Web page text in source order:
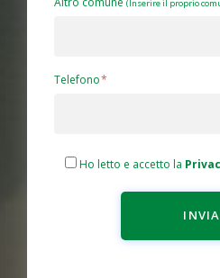
(Inserire il proprio
Telefono
Ho letto e accetto la